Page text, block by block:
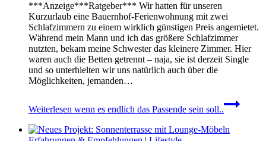
***Anzeige***Ratgeber*** Wir hatten für unseren
Kurzurlaub eine Bauernhof-Ferienwohnung mit zwei
Schlafzimmern zu einem wirklich günstigen Preis angemietet.
Während mein Mann und ich das größere Schlafzimmer
nutzten, bekam meine Schwester das kleinere Zimmer. Hier
waren auch die Betten getrennt – naja, sie ist derzeit Single
und so unterhielten wir uns natürlich auch über die
Möglichkeiten, jemanden…
Weiterlesen wenn es endlich das Passende sein soll..